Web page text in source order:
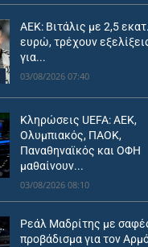
ΑΕΚ: Βιτάλις με 2,5 εκατ.
ευρώ, τρέχουν
για...
03/08/2026 07:40
Κληρώσεις UEFA: ΑΕΚ,
Ολυμπιακός, ΠΑΟΚ,
Παναθηναϊκός και ΟΦΗ
μαθαίνουν...
03/08/2026 08:10
Ρεάλ Μαδρίτης με
προβάδισμα για τον